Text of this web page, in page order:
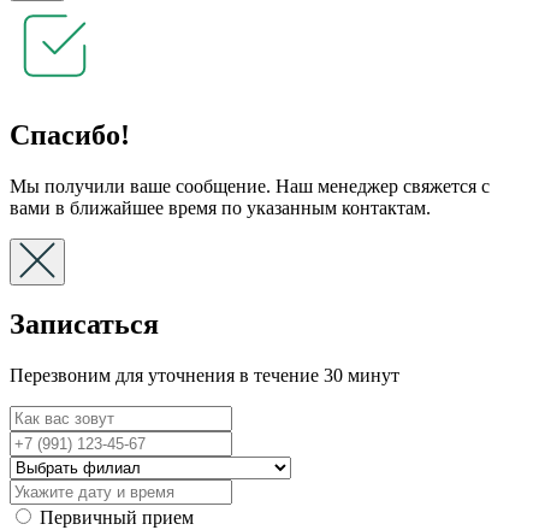
Спасибо!
Мы получили ваше сообщение. Наш менеджер свяжется с
вами в ближайшее время по указанным контактам.
Записаться
Перезвоним для уточнения в течение 30 минут
Первичный прием